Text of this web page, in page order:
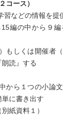
コース）
などの情報を提
編の中から９編
もしくは開催者
読』する
から１つの小論文
単に書き出す
紙資料１）